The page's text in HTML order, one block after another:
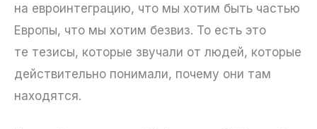
на евроинтеграцию, что мы хотим быть частью
Европы, что мы хотим безвиз. То есть это
те тезисы, которые звучали от людей, которые
действительно понимали, почему они там
находятся.